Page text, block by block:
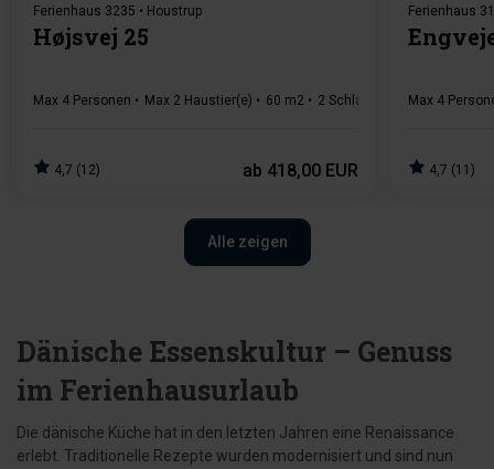
Ferienhaus 3235 • Houstrup
Højsvej 25
Max 4 Personen Max 2 Haustier(e) 60 m2 2 Schlafzimmer 1
4,7 (12) ab 418,00 EUR
Ferienhaus
Max 4
4,7 (11)
Alle zeigen
Dänische Essenskultur – Genuss
im Ferienhausurlaub
Die dänische Küche hat in den letzten Jahren eine Renaissance
erlebt. Traditionelle Rezepte wurden modernisiert und sind nun